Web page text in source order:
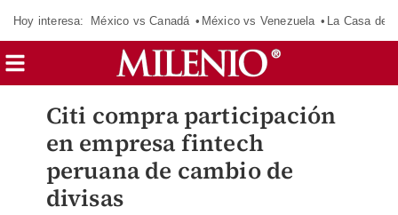
Hoy interesa: México vs Canadá México vs Venezuela La Casa de
Citi compra participación
en empresa fintech
peruana de cambio de
divisas